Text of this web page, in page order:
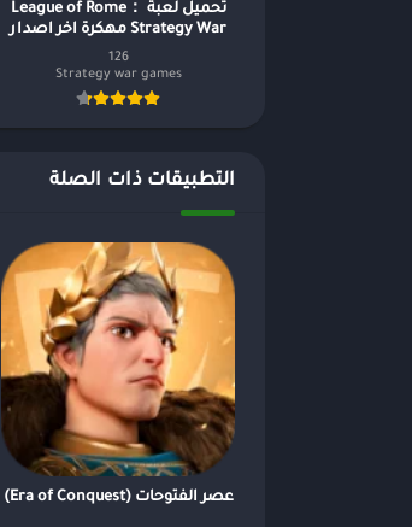
تحميل لعبة League of Rome：
Strategy War مهكرة اخر اصدار
126
Strategy war games
التطبيقات ذات الصلة
عصر الفتوحات (Era of Conquest)